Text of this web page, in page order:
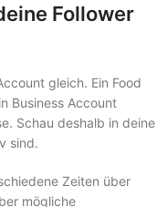
Follower
gleich. Ein Food
Business Account
Schau deshalb in deine
sind.
Zeiten über
mögliche